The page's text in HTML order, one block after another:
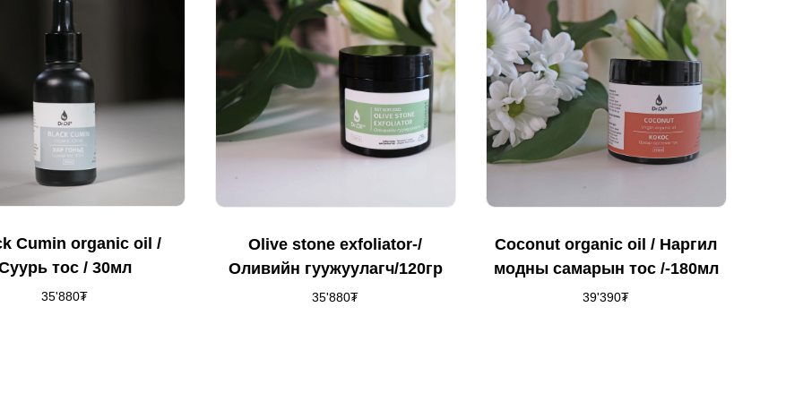
Cumin organic oil /
тос / 30мл
35'880₮
Olive stone exfoliator-/
Оливийн гуужуулагч/120гр
35'880₮
Coconut organic oil / Наргил
модны самарын тос /-180мл
39'390₮